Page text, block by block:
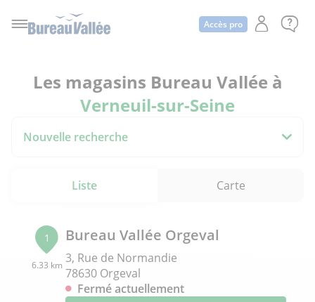
Accès pro
Les magasins Bureau Vallée à
Verneuil-sur-Seine
Nouvelle recherche
Liste Carte
1
6.33 km
Bureau Vallée Orgeval
3, Rue de Normandie
78630 Orgeval
Fermé actuellement